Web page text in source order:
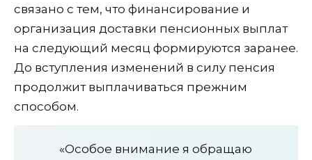
связано с тем, что финансирование и
организация доставки пенсионных выплат
на следующий месяц формируются заранее.
До вступления изменений в силу пенсия
продолжит выплачиваться прежним
способом.
«Особое внимание я обращаю